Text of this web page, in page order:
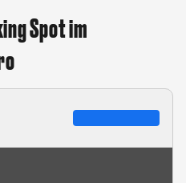
Spot im